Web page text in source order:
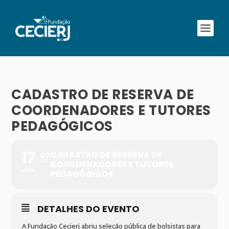
CADASTRO DE RESERVA DE
COORDENADORES E TUTORES
PEDAGÓGICOS
DETALHES DO EVENTO
A Fundação Cecierj abriu seleção pública de bolsistas para